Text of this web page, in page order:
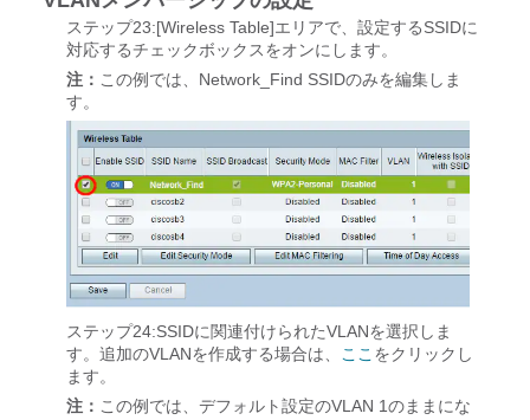
ステップ23:[Wireless Table]エリアで、設定するSSIDに
対応するチェックボックスをオンにします。
注： この例では、Network_Find SSIDのみを編集しま
す。
ステップ24:SSIDに関連付けられたVLANを選択しま
す。追加のVLANを作成する場合は、 ここ をクリックし
ます。
注： この例では、デフォルト設定のVLAN 1のままにな